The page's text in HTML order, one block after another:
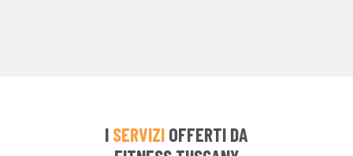
I SERVIZI OFFERTI DA